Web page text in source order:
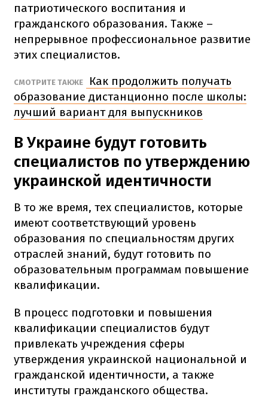
патриотического воспитания и
гражданского образования. Также –
непрерывное профессиональное развитие
этих специалистов.
СМОТРИТЕ ТАКЖЕ
Как продолжить получать
образование дистанционно после школы:
лучший вариант для выпускников
В Украине будут готовить
специалистов по утверждению
украинской идентичности
В то же время, тех специалистов, которые
имеют соответствующий уровень
образования по специальностям других
отраслей знаний, будут готовить по
образовательным программам повышение
квалификации.
В процесс подготовки и повышения
квалификации специалистов будут
привлекать учреждения сферы
утверждения украинской национальной и
гражданской идентичности, а также
институты гражданского общества.